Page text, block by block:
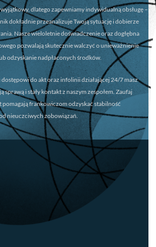
dlatego zapewniamy indywidualną obsługę –
dokładnie przeanalizuje Twoją sytuację i dobierze
Nasze wieloletnie doświadczenie oraz dogłębna
pozwalają skutecznie walczyć o unieważnienie
odzyskanie nadpłaconych środków.
do akt oraz infolinii działającej 24/7 masz
sprawą i stały kontakt z naszym zespołem. Zaufaj
frankowiczom odzyskać stabilność
nieuczciwych zobowiązań.